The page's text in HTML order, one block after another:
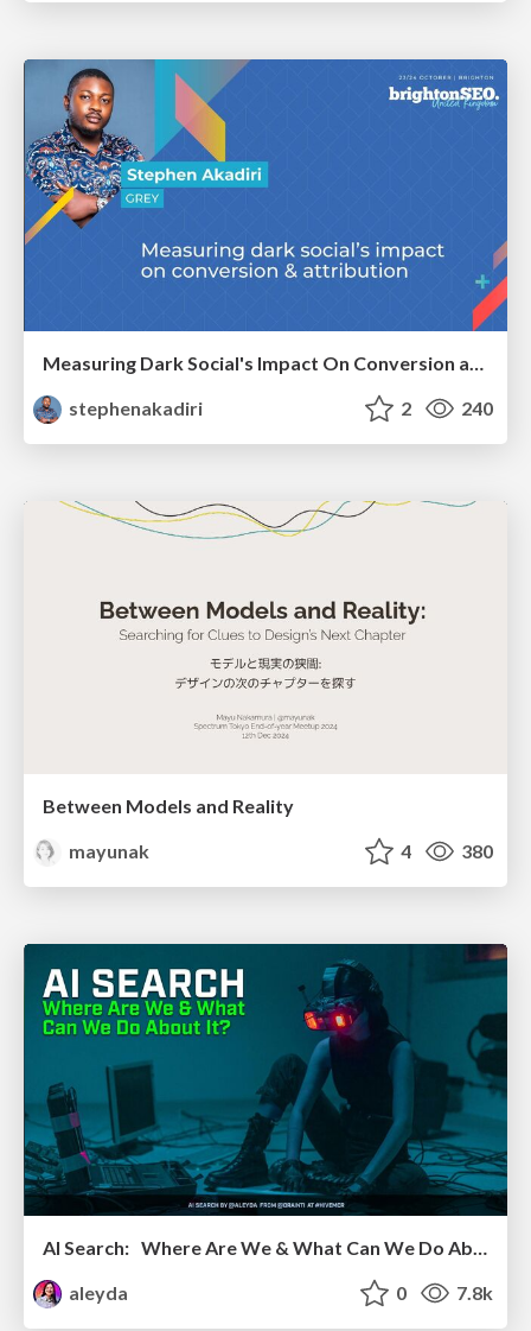
Measuring Dark Social's Impact On Conversion and Attribution
stephenakadiri
2 240
Between Models and Reality
mayunak
4 380
AI Search: Where Are We & What Can We Do About It?
aleyda
0 7.8k